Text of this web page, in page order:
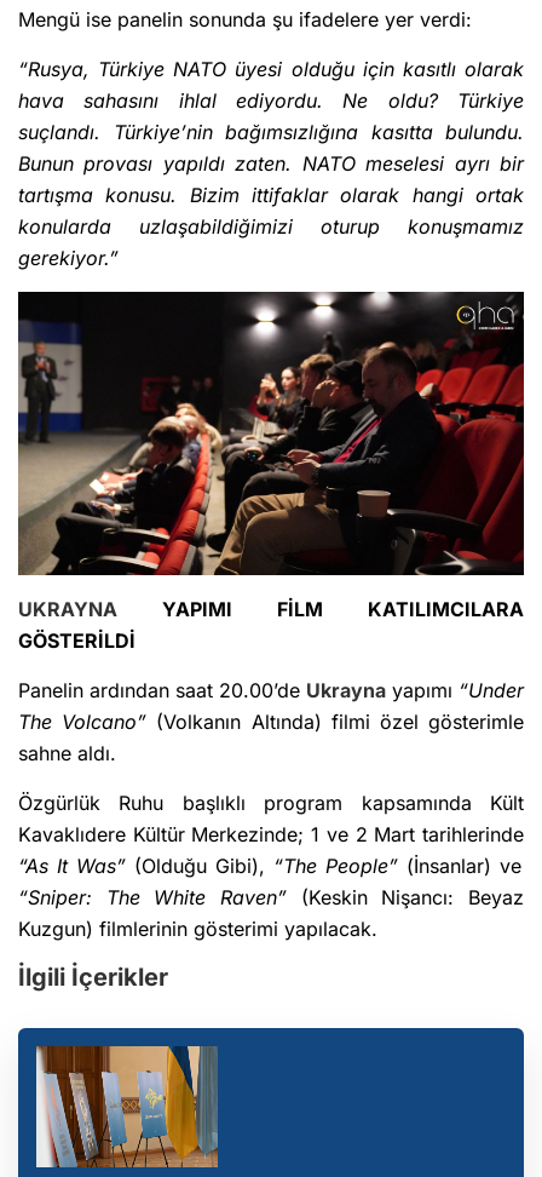
Mengü ise panelin sonunda şu ifadelere yer verdi:
“Rusya, Türkiye NATO üyesi olduğu için kasıtlı olarak
hava sahasını ihlal ediyordu. Ne oldu? Türkiye
suçlandı. Türkiye’nin bağımsızlığına kasıtta bulundu.
Bunun provası yapıldı zaten. NATO meselesi ayrı bir
tartışma konusu. Bizim ittifaklar olarak hangi ortak
konularda uzlaşabildiğimizi oturup konuşmamız
gerekiyor.”
UKRAYNA YAPIMI FİLM KATILIMCILARA
GÖSTERİLDİ
Panelin ardından saat 20.00’de Ukrayna yapımı “Under
The Volcano” (Volkanın Altında) filmi özel gösterimle
sahne aldı.
Özgürlük Ruhu başlıklı program kapsamında Kült
Kavaklıdere Kültür Merkezinde; 1 ve 2 Mart tarihlerinde
“As It Was” (Olduğu Gibi), “The People” (İnsanlar) ve
“Sniper: The White Raven” (Keskin Nişancı: Beyaz
Kuzgun) filmlerinin gösterimi yapılacak.
İlgili İçerikler